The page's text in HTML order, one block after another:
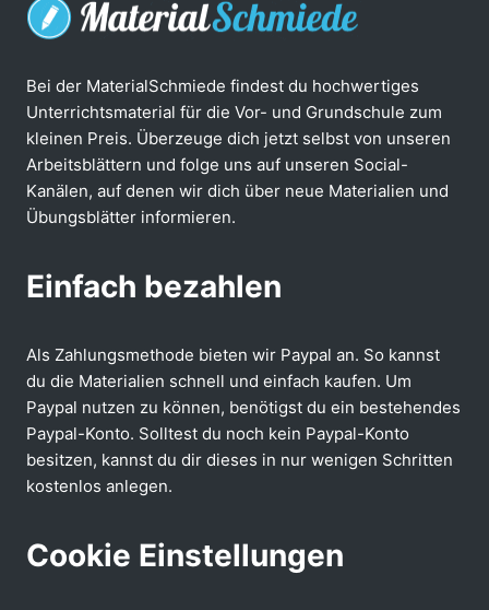
Bei der MaterialSchmiede findest du hochwertiges
Unterrichtsmaterial für die Vor- und Grundschule zum
kleinen Preis. Überzeuge dich jetzt selbst von unseren
Arbeitsblättern und folge uns auf unseren Social-
Kanälen, auf denen wir dich über neue Materialien und
Übungsblätter informieren.
Einfach bezahlen
Als Zahlungsmethode bieten wir Paypal an. So kannst
du die Materialien schnell und einfach kaufen. Um
Paypal nutzen zu können, benötigst du ein bestehendes
Paypal-Konto. Solltest du noch kein Paypal-Konto
besitzen, kannst du dir dieses in nur wenigen Schritten
kostenlos anlegen.
Cookie Einstellungen